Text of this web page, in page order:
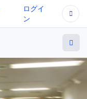
ログイ
ン